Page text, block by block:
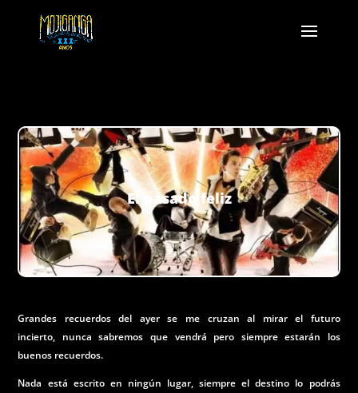
El pasado feliz
Grandes recuerdos del ayer se me cruzan al mirar el futuro
incierto, nunca sabremos que vendrá pero siempre estarán los
buenos recuerdos.
Nada está escrito en ningún lugar, siempre el destino lo podrás